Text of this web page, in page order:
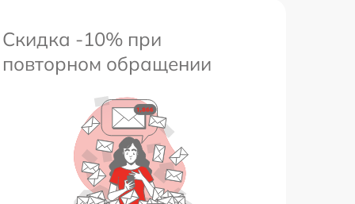
Скидка -10% при
повторном обращении